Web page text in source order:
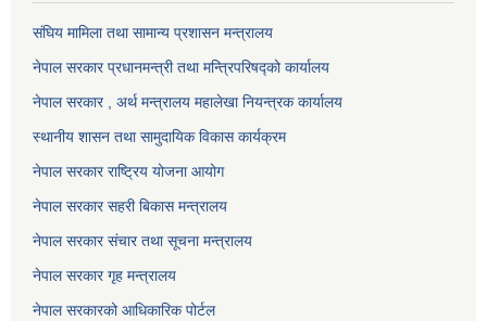
संघिय मामिला तथा सामान्य प्रशासन मन्त्रालय
नेपाल सरकार प्रधानमन्त्री तथा मन्त्रिपरिषद्को कार्यालय
नेपाल सरकार , अर्थ मन्त्रालय महालेखा नियन्त्रक कार्यालय
स्थानीय शासन तथा सामुदायिक विकास कार्यक्रम
नेपाल सरकार राष्ट्रिय योजना आयोग
नेपाल सरकार सहरी बिकास मन्त्रालय
नेपाल सरकार संचार तथा सूचना मन्त्रालय
नेपाल सरकार गृह मन्त्रालय
नेपाल सरकारको आधिकारिक पोर्टल